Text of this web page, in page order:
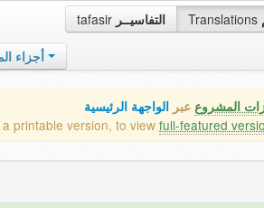
tafasir التفاسيــر Translations
أجزاء
المشروع عبر الواجهة الرئيسية
printable version, to view full-featured